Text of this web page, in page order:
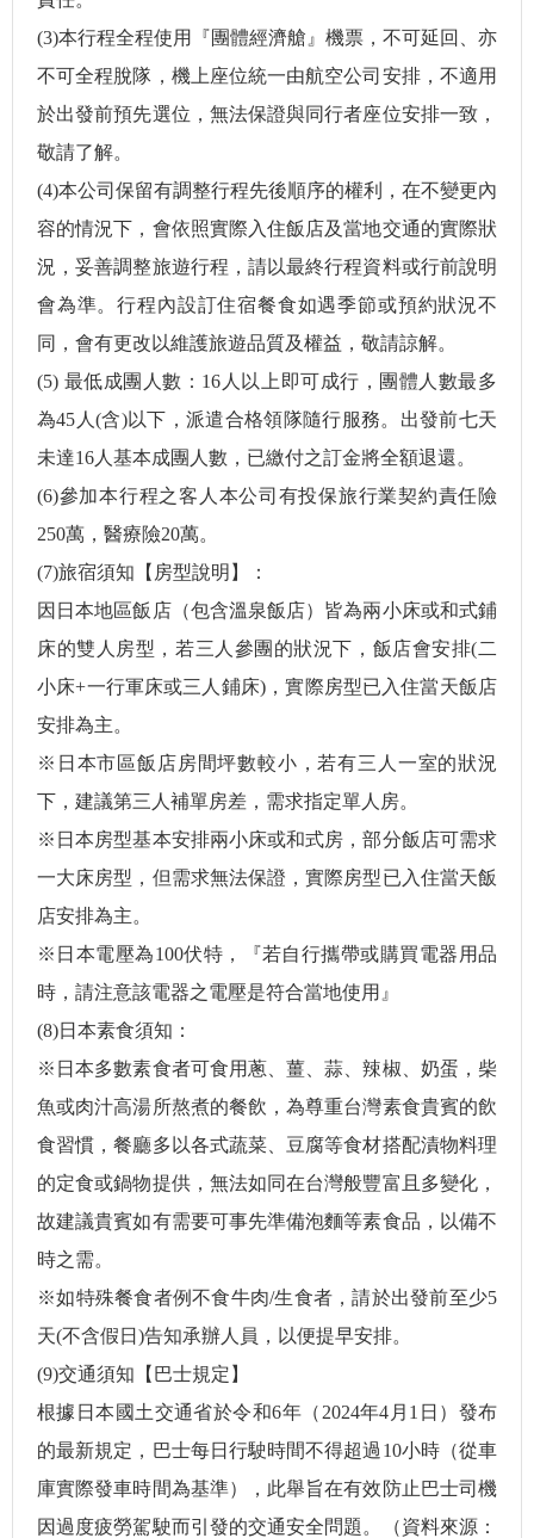
(3)本行程全程使用『團體經濟艙』機票，不可延回、亦
不可全程脫隊，機上座位統一由航空公司安排，不適用
於出發前預先選位，無法保證與同行者座位安排一致，
敬請了解。
(4)本公司保留有調整行程先後順序的權利，在不變更內
容的情況下，會依照實際入住飯店及當地交通的實際狀
況，妥善調整旅遊行程，請以最終行程資料或行前說明
會為準。行程內設訂住宿餐食如遇季節或預約狀況不
同，會有更改以維護旅遊品質及權益，敬請諒解。
(5) 最低成團人數：16人以上即可成行，團體人數最多
為45人(含)以下，派遣合格領隊隨行服務。出發前七天
未達16人基本成團人數，已繳付之訂金將全額退還。
(6)參加本行程之客人本公司有投保旅行業契約責任險
250萬，醫療險20萬。
(7)旅宿須知【房型說明】：
因日本地區飯店（包含溫泉飯店）皆為兩小床或和式鋪
床的雙人房型，若三人參團的狀況下，飯店會安排(二
小床+一行軍床或三人鋪床)，實際房型已入住當天飯店
安排為主。
※日本市區飯店房間坪數較小，若有三人一室的狀況
下，建議第三人補單房差，需求指定單人房。
※日本房型基本安排兩小床或和式房，部分飯店可需求
一大床房型，但需求無法保證，實際房型已入住當天飯
店安排為主。
※日本電壓為100伏特，『若自行攜帶或購買電器用品
時，請注意該電器之電壓是符合當地使用』
(8)日本素食須知：
※日本多數素食者可食用蔥、薑、蒜、辣椒、奶蛋，柴
魚或肉汁高湯所熬煮的餐飲，為尊重台灣素食貴賓的飲
食習慣，餐廳多以各式蔬菜、豆腐等食材搭配漬物料理
的定食或鍋物提供，無法如同在台灣般豐富且多變化，
故建議貴賓如有需要可事先準備泡麵等素食品，以備不
時之需。
※如特殊餐食者例不食牛肉/生食者，請於出發前至少5
天(不含假日)告知承辦人員，以便提早安排。
(9)交通須知【巴士規定】
根據日本國土交通省於令和6年（2024年4月1日）發布
的最新規定，巴士每日行駛時間不得超過10小時（從車
庫實際發車時間為基準），此舉旨在有效防止巴士司機
因過度疲勞駕駛而引發的交通安全問題。（資料來源：